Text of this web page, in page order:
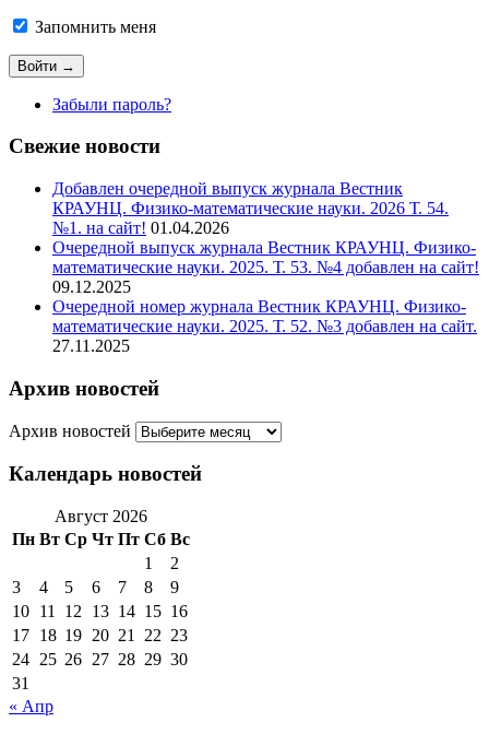
Запомнить меня
Забыли пароль?
Свежие новости
Добавлен очередной выпуск журнала Вестник
КРАУНЦ. Физико-математические науки. 2026 Т. 54.
№1. на сайт! 01.04.2026
Очередной выпуск журнала Вестник КРАУНЦ. Физико-
математические науки. 2025. Т. 53. №4 добавлен на сайт!
09.12.2025
Очередной номер журнала Вестник КРАУНЦ. Физико-
математические науки. 2025. Т. 52. №3 добавлен на сайт.
27.11.2025
Архив новостей
Архив новостей
Календарь новостей
Август 2026
Пн Вт Ср Чт Пт Сб Вс
1
2
3
4 5 6 7 8
9
10 11 12 13 14 15 16
17 18 19 20 21 22 23
24 25 26 27 28 29 30
31
« Апр